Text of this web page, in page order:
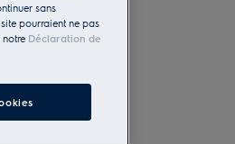
sans
pourraient ne pas
notre Déclaration de